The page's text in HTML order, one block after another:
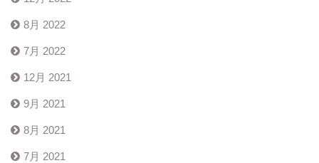
8月 2022
7月 2022
12月 2021
9月 2021
8月 2021
7月 2021